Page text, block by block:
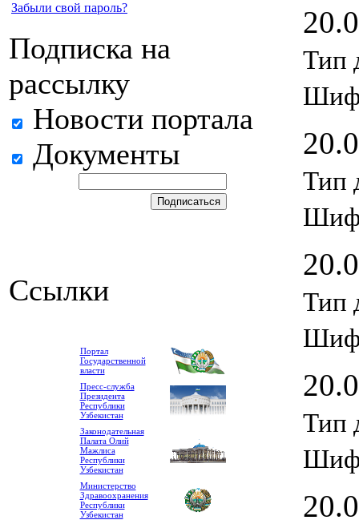
Забыли свой пароль?
Подписка на
рассылку
Новости портала
Документы
Ссылки
Портал
Государственной
власти
Пресс-служба
Президента
Республики
Узбекистан
Законодательная
Палата Олий
Мажлиса
Республики
Узбекистан
Министерство
Здравоохранения
Республики
Узбекистан
Тип
Тип
Тип
Тип